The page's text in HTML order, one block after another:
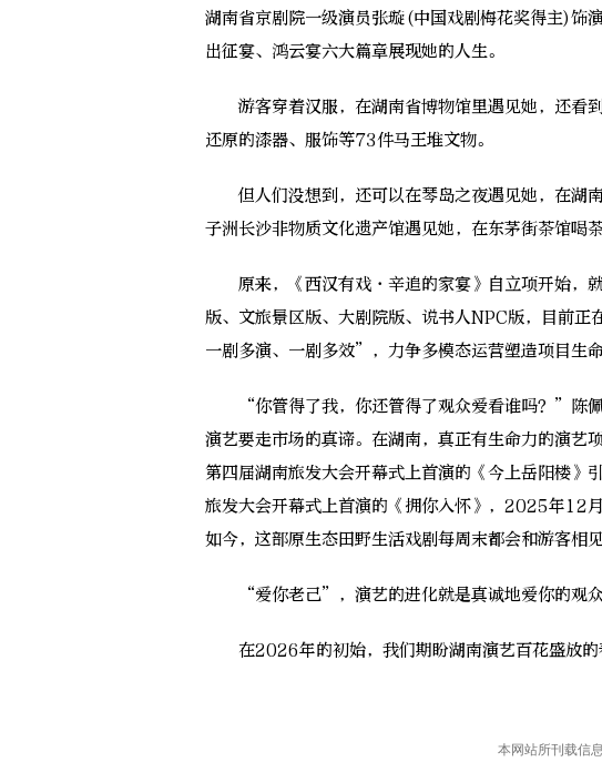
湖南省京剧院一级演员张璇(中国戏剧梅花奖得主)饰
出征宴、鸿云宴六大篇章展现她的人生。
游客穿着汉服，在湖南省博物馆里遇见她，还看
还原的漆器、服饰等73件马王堆文物。
但人们没想到，还可以在琴岛之夜遇见她，在湖
子洲长沙非物质文化遗产馆遇见她，在东茅街茶馆喝茶
原来，《西汉有戏·辛追的家宴》自立项开始，
版、文旅景区版、大剧院版、说书人NPC版，目前
一剧多演、一剧多效”，力争多模态运营塑造项目生
“你管得了我，你还管得了观众爱看谁吗？”陈佩
演艺要走市场的真谛。在湖南，真正有生命力的演
第四届湖南旅发大会开幕式上首演的《今上岳阳楼》
旅发大会开幕式上首演的《拥你入怀》，2025年12
如今，这部原生态田野生活戏剧每周末都会和游客相见
“爱你老己”，演艺的进化就是真诚地爱你的观众
在2026年的初始，我们期盼湖南演艺百花盛放的
本网站所刊载信